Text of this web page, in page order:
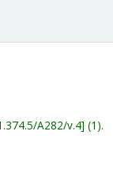
A282/v.4 (1).